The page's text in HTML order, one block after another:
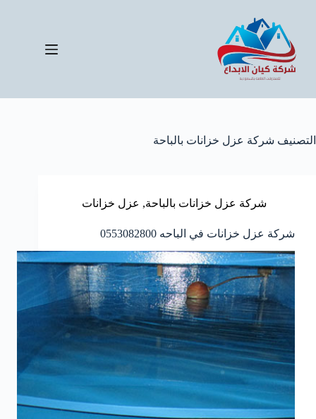
المحتوى
التصنيف شركة عزل خزانات بالباحة
شركة عزل خزانات بالباحة, عزل خزانات
شركة عزل خزانات في الباحه 0553082800